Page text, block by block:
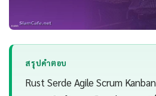
สรุปคำตอบ
Rust Serde Agile Scrum